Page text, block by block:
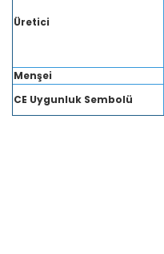
Üretici
Menşei
CE Uygunluk Sembolü